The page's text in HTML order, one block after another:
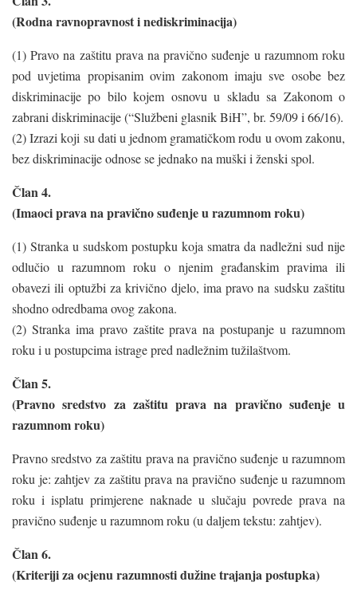
(Rodna ravnopravnost i nediskriminacija)
(1) Pravo na zaštitu prava na pravično suđenje u razumnom roku
pod uvjetima propisanim ovim zakonom imaju sve osobe bez
diskriminacije po bilo kojem osnovu u skladu sa Zakonom o
zabrani diskriminacije (“Službeni glasnik BiH”, br. 59/09 i 66/16).
(2) Izrazi koji su dati u jednom gramatičkom rodu u ovom zakonu,
bez diskriminacije odnose se jednako na muški i ženski spol.
Član 4.
(Imaoci prava na pravično suđenje u razumnom roku)
(1) Stranka u sudskom postupku koja smatra da nadležni sud nije
odlučio u razumnom roku o njenim građanskim pravima ili
obavezi ili optužbi za krivično djelo, ima pravo na sudsku zaštitu
shodno odredbama ovog zakona.
(2) Stranka ima pravo zaštite prava na postupanje u razumnom
roku i u postupcima istrage pred nadležnim tužilaštvom.
Član 5.
(Pravno sredstvo za zaštitu prava na pravično suđenje u
razumnom roku)
Pravno sredstvo za zaštitu prava na pravično suđenje u razumnom
roku je: zahtjev za zaštitu prava na pravično suđenje u razumnom
roku i isplatu primjerene naknade u slučaju povrede prava na
pravično suđenje u razumnom roku (u daljem tekstu: zahtjev).
Član 6.
(Kriteriji za ocjenu razumnosti dužine trajanja postupka)